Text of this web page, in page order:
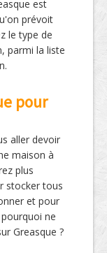
est
prévoit
le type de
parmi la liste
pour
aller devoir
maison à
plus
stocker tous
et pour
ne
Greasque ?